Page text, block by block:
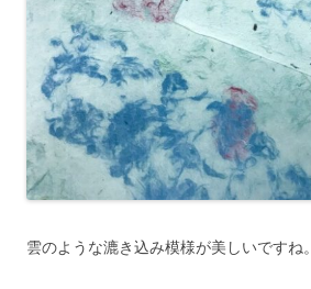
雲のような漉き込み模様が美しいですね。